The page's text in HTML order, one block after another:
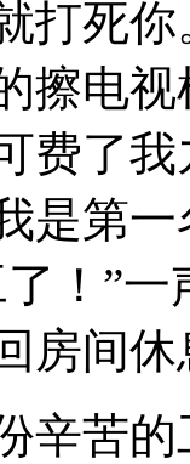
打死
擦电
费了
是第
！”
房间休
辛苦